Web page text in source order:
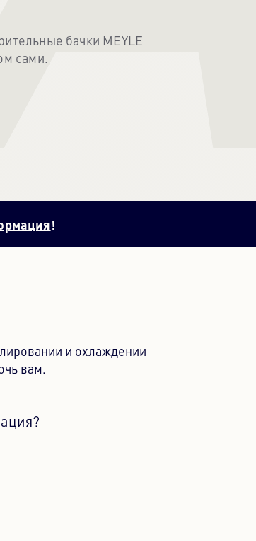
бачки MEYLE
сами.
!
и охлаждении
вам.